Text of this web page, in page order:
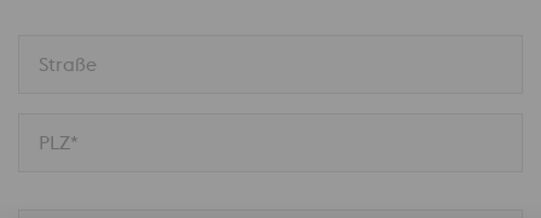
Straße
PLZ*